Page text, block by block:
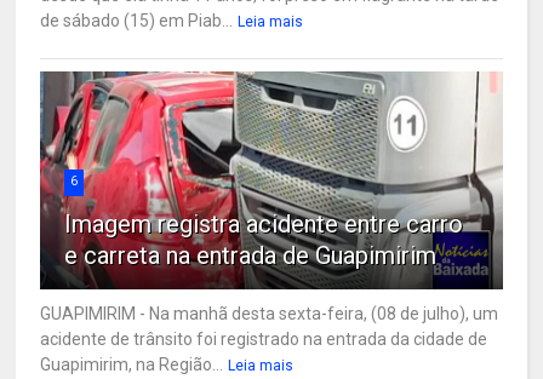
de sábado (15) em Piab...
Leia mais
6
Imagem registra acidente entre carro
e carreta na entrada de Guapimirim
GUAPIMIRIM - Na manhã desta sexta-feira, (08 de julho), um
acidente de trânsito foi registrado na entrada da cidade de
Guapimirim, na Região...
Leia mais